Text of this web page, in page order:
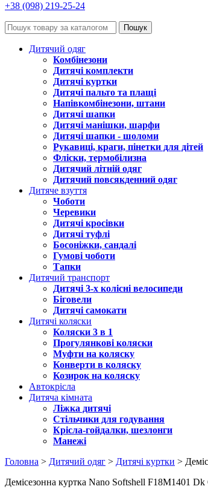
+38 (098) 219-25-24
Пошук
Дитячий одяг
Комбінезони
Дитячі комплекти
Дитячі куртки
Дитячі пальто та плащі
Напівкомбінезони, штани
Дитячі шапки
Дитячі манішки, шарфи
Дитячі шапки - шоломи
Рукавиці, краги, пінетки для дітей
Фліски, термобілизна
Дитячий літній одяг
Дитячий повсякденний одяг
Дитяче взуття
Чоботи
Черевики
Дитячі кросівки
Дитячі туфлі
Босоніжки, сандалі
Гумові чоботи
Тапки
Дитячий транспорт
Дитячі 3-х колісні велосипеди
Біговели
Дитячі самокати
Дитячі коляски
Коляски 3 в 1
Прогулянкові коляски
Муфти на коляску
Конверти в коляску
Козирок на коляску
Автокрісла
Дитяча кімната
Ліжка дитячі
Стільчики для годування
Крісла-гойдалки, шезлонги
Манежі
Головна > Дитячий одяг > Дитячі куртки >
Демісезонна куртка Nano Softshell F18M1401